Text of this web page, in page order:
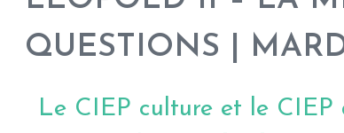
QUESTIONS |
Le CIEP culture et le CIEP